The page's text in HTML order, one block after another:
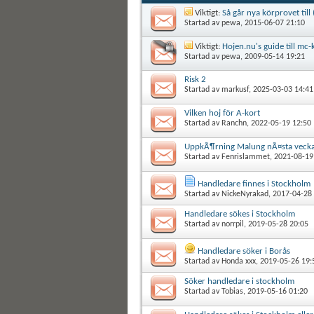
Viktigt: Så går nya körprovet till
Startad avpewa, 2015-06-07 21:10
Viktigt: Hojen.nu's guide till mc-
Startad avpewa, 2009-05-14 19:21
Risk 2
Startad avmarkusf, 2025-03-03 14:41
Vilken hoj för A-kort
Startad av Ranchn, 2022-05-19 12:50
UppkÃ¶rning Malung nÃ¤sta
Startad av Fenrislammet, 2021-08-
Handledare finnes i Stockholm
Startad av NickeNyrakad, 2017-04-28
Handledare sökes i Stockholm
Startad avnorrpil , 2019-05-28 20:05
Handledare söker i Borås
Startad av Honda xxx, 2019-05-26
Söker handledare i stockholm
Startad avTobias, 2019-05-16 01:20